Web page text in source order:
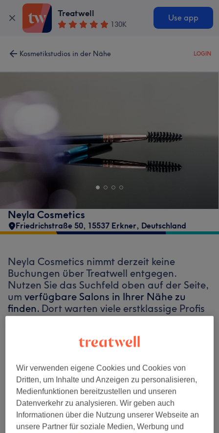
Treatwell
130K
Use app
Kosmetikstudios in der Nähe LOGIN
Neyla Cosmetics
Friedrichstraße 50, 15537 Erkner, Deutschland
Neyla Cosmetics nimmt derzeit keine
Buchungen über Treatwell entgegen.
Nutzen Sie das Suchfeld oben auf der Seite,
um verfügbare Salons in Ihrer Nähe zu
finden. Dort warten viele erstklassige Profis
auf Ihren Besuch.
Auf Treatwell finden
Wir verwenden eigene Cookies und Cookies von
Dritten, um Inhalte und Anzeigen zu personalisieren,
Medienfunktionen bereitzustellen und unseren
Datenverkehr zu analysieren. Wir geben auch
Informationen über die Nutzung unserer Webseite an
unsere Partner für soziale Medien, Werbung und